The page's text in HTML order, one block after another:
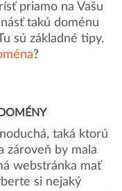
priamo na Vašu
takú doménu
sú základné tipy.
?
taká ktorú
zároveň by mala
webstránka mať
si nejaký